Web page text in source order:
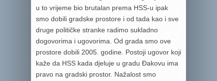
u to vrijeme bio brutalan prema HSS-u ipak
smo dobili gradske prostore i od tada kao i sve
druge političke stranke radimo sukladno
dogovorima i ugovorima. Od grada smo ove
prostore dobili 2005. godine. Postoji ugovor koji
kaže da HSS kada djeluje u gradu Đakovu ima
pravo na gradski prostor. Nažalost smo